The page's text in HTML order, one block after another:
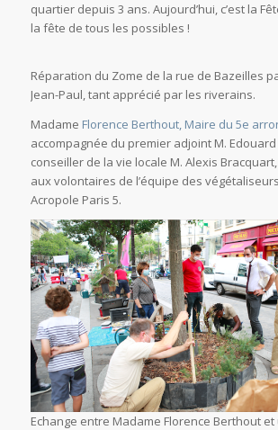
quartier depuis 3 ans. Aujourd’hui, c’est la
la fête de tous les possibles !
Réparation du Zome de la rue de Bazeilles
Jean-Paul, tant apprécié par les riverains.
Madame Florence Berthout, Maire du 5e
accompagnée du premier adjoint M. Edouard
conseiller de la vie locale M. Alexis
aux volontaires de l’équipe des
Acropole Paris 5.
Echange entre Madame Florence Berthout